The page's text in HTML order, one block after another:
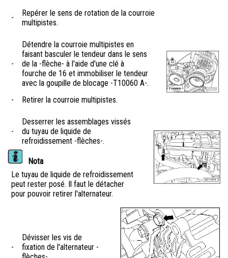
-
Repérer le sens de rotation de la courroie
multipistes.
-
Détendre la courroie multipistes en
faisant basculer le tendeur dans le sens
de la -flèche- à l'aide d'une clé à
fourche de 16 et immobiliser le tendeur
avec la goupille de blocage -T10060 A-.
-
Retirer la courroie multipistes.
-
Desserrer les assemblages vissés
du tuyau de liquide de
refroidissement -flèches-.
Nota
Le tuyau de liquide de refroidissement
peut rester posé. Il faut le détacher
pour pouvoir retirer l'alternateur.
-
Dévisser les vis de
fixation de l'alternateur -